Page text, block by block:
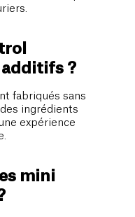
?
fabriqués sans
ingrédients
expérience
mini